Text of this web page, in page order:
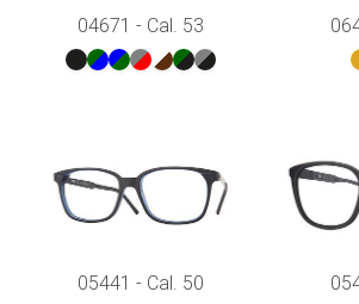
04671 - Cal. 53
05441 - Cal. 50